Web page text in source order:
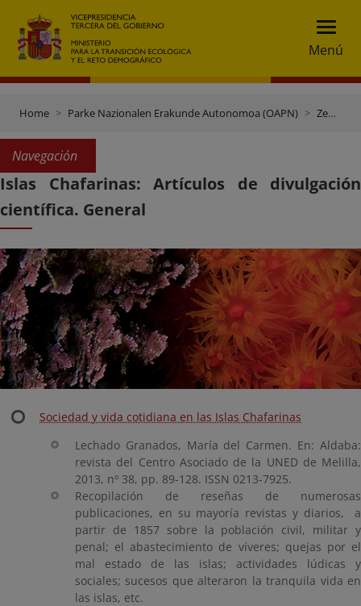
Menú
Home Parke Nazionalen Erakunde Autonomoa (OAPN) Zentroak eta finkak
Navegación
Islas Chafarinas: Artículos de divulgación
científica. General
Sociedad y vida cotidiana en las Islas Chafarinas
Lechado Granados, María del Carmen. En: Aldaba:
revista del Centro Asociado de la UNED de Melilla,
2013, nº 38, pp. 89-128. ISSN 0213-7925.
Recopilación de reseñas de numerosas
publicaciones, en su mayoría revistas y diarios, a
partir de 1857 sobre la población civil, militar y
penal; el abastecimiento de víveres; quejas por el
mal estado de las islas; actividades lúdicas y
sociales; sucesos que alteraron la tranquila vida en
las islas, etc.